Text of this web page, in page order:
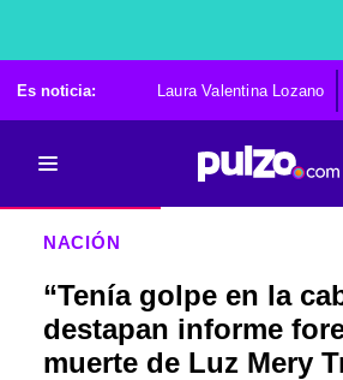
Es noticia: Laura Valentina Lozano
NACIÓN
“Tenía golpe en la
destapan informe
muerte de Luz Mery